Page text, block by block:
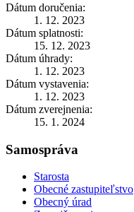
Dátum doručenia:
1. 12. 2023
Dátum splatnosti:
15. 12. 2023
Dátum úhrady:
1. 12. 2023
Dátum vystavenia:
1. 12. 2023
Dátum zverejnenia:
15. 1. 2024
Samospráva
Starosta
Obecné zastupiteľstvo
Obecný úrad